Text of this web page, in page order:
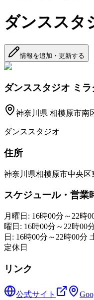
ダンススタ
情報を追加・更新する
ダンススタジオ ミラ
神奈川県 相模原市南
ダンススタジオ
住所
神奈川県相模原市中央
スケジュール・営業
月曜日: 16時00分～22時
曜日: 16時00分～22時00
日: 16時00分～22時00分
定休日
リンク
公式サイト